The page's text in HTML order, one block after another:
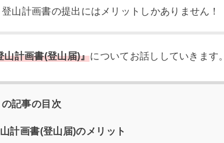
登山計画書の提出にはメリットしかありません！
山計画書(登山届)』についてお話ししていきます。
の記事の目次
計画書(登山届)のメリット